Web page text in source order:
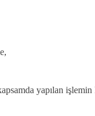
yapılan